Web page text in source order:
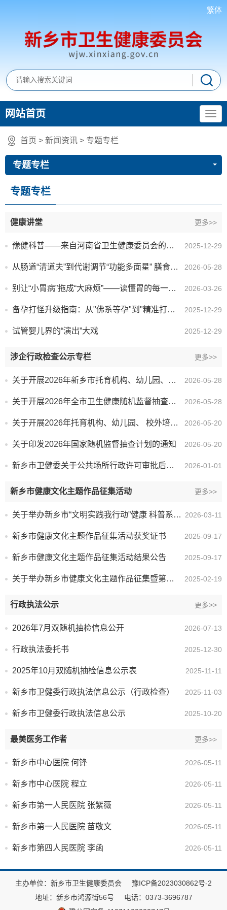
繁体
网站首页
首页 > 新闻资讯 > 专题专栏
专题专栏
专题专栏
健康讲堂 更多>>
豫健科普——来自河南省卫生健康委员会的权威健康信息 2025-12-29
从肠道“清道夫”到代谢调节“功能多面星” 膳食纤维——人体的“第七大营养素” 2026-05-28
别让“小胃病”拖成“大麻烦”——读懂胃的每一次“呐喊” 2026-03-26
备孕打怪升级指南：从"佛系等孕"到"精准打击"的沙雕手册 2025-12-29
试管婴儿界的“演出”大戏 2025-12-29
涉企行政检查公示专栏 更多>>
关于开展2026年新乡市托育机构、幼儿园、校外培训机构、学校采光照明“双随机”抽检工作的通知 2026-05-28
关于开展2026年全市卫生健康随机监督抽查工作的通知 2026-05-28
关于开展2026年托育机构、幼儿园、 校外培训机构、学校采光照明“双随机” 抽检工作的通知 2026-05-20
关于印发2026年国家随机监督抽查计划的通知 2026-05-20
新乡市卫健委关于公共场所行政许可审批后的日常检查计划 2026-01-01
新乡市健康文化主题作品征集活动 更多>>
关于举办新乡市“文明实践我行动”健康 科普系列活动暨第八届健康科普技能大赛和健康文化作品征集的通知 2026-03-11
新乡市健康文化主题作品征集活动获奖证书 2025-09-17
新乡市健康文化主题作品征集活动结果公告 2025-09-17
关于举办新乡市健康文化主题作品征集暨第七届健康科普大赛的通知 2025-02-19
行政执法公示 更多>>
2026年7月双随机抽检信息公开 2026-07-13
行政执法委托书 2025-12-30
2025年10月双随机抽检信息公示表 2025-11-11
新乡市卫健委行政执法信息公示（行政检查） 2025-11-03
新乡市卫健委行政执法信息公示 2025-10-20
最美医务工作者 更多>>
新乡市中心医院 何锋 2026-05-11
新乡市中心医院 程立 2026-05-11
新乡市第一人民医院 张紫薇 2026-05-11
新乡市第一人民医院 苗敬文 2026-05-11
新乡市第四人民医院 李函 2026-05-11
主办单位：新乡市卫生健康委员会
豫ICP备2023030862号-2
地址：新乡市鸿源街56号
电话：0373-3696787